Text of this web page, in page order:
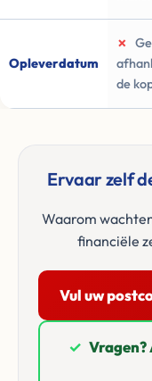
Opleverdatum
✗
de
Ervaar zelf
Waarom
financiële
Vul uw
✓ Vragen?